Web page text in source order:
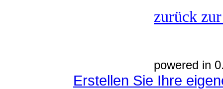
zurück
powered in
Erstellen Sie Ihre